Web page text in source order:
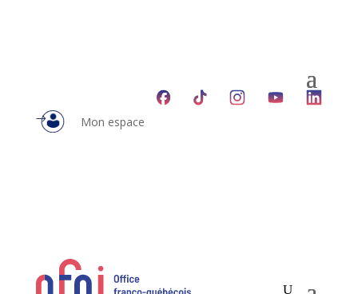
Mon espace